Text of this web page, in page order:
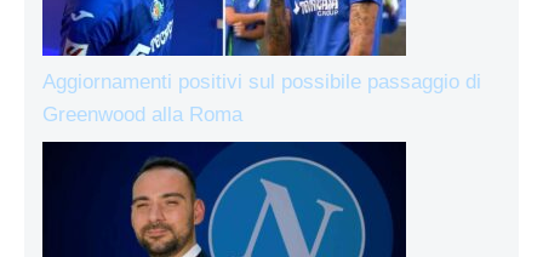
Aggiornamenti positivi sul possibile passaggio di
Greenwood alla Roma